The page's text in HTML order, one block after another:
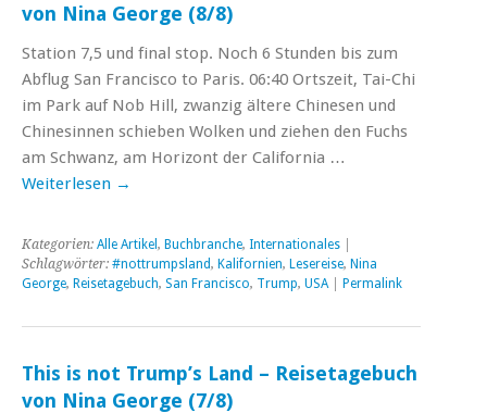
von Nina George (8/8)
Station 7,5 und final stop. Noch 6 Stunden bis zum
Abflug San Francisco to Paris. 06:40 Ortszeit, Tai-Chi
im Park auf Nob Hill, zwanzig ältere Chinesen und
Chinesinnen schieben Wolken und ziehen den Fuchs
am Schwanz, am Horizont der California …
Weiterlesen →
Kategorien: Alle Artikel , Buchbranche, Internationales
Schlagwörter: #nottrumpsland, Kalifornien, Lesereise, Nina
George, Reisetagebuch, San Francisco, Trump, USA Permalink
This is not Trump’s Land – Reisetagebuch
von Nina George (7/8)